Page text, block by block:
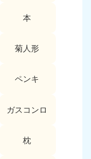
本
菊人形
ペンキ
ガスコンロ
枕
山梨県
19:00 年中無休
1881-5251